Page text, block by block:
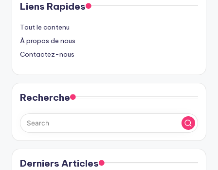
Liens Rapides
Tout le contenu
À propos de nous
Contactez-nous
Recherche
Derniers Articles